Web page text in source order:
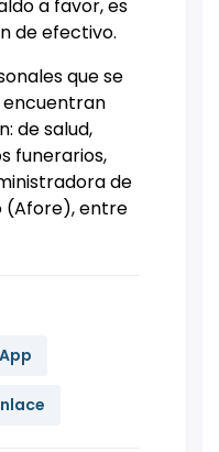
a favor, es
de efectivo.
que se
encuentran
de salud,
funerarios,
de
(Afore), entre